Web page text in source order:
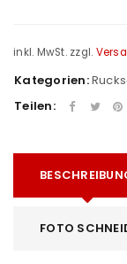
inkl. MwSt. zzgl.
Kategorien:
Teilen:
FOTO